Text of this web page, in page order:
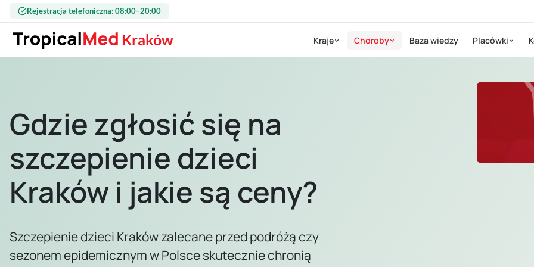
Przejdź do treści
Rejestracja telefoniczna: 08:00–20:00
Kraków Kraje Choroby Baza wiedzy Placówki
Gdzie zgłosić się na
szczepienie dzieci
Kraków i jakie są ceny?
Szczepienie dzieci Kraków zalecane przed podróżą czy
sezonem epidemicznym w Polsce skutecznie chronią